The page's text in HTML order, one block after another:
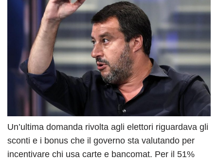
Un’ultima domanda rivolta agli elettori riguardava gli
sconti e i bonus che il governo sta valutando per
incentivare chi usa carte e bancomat. Per il 51%